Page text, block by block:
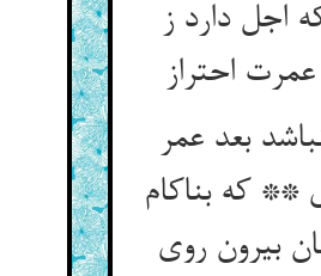
اجل دارد ز
عمرت احتراز
بعد عمر
** که بناکام
بیرون روی